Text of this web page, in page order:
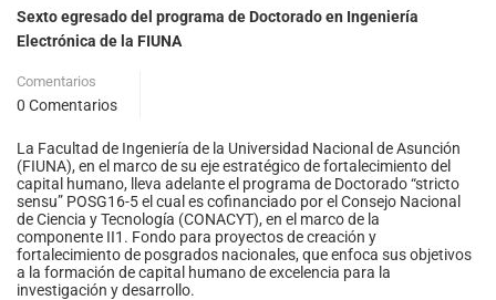
Sexto egresado del programa de Doctorado en Ingeniería
Electrónica de la FIUNA
Comentarios
0 Comentarios
La Facultad de Ingeniería de la Universidad Nacional de Asunción
(FIUNA), en el marco de su eje estratégico de fortalecimiento del
capital humano, lleva adelante el programa de Doctorado “stricto
sensu” POSG16-5 el cual es cofinanciado por el Consejo Nacional
de Ciencia y Tecnología (CONACYT), en el marco de la
componente II1. Fondo para proyectos de creación y
fortalecimiento de posgrados nacionales, que enfoca sus objetivos
a la formación de capital humano de excelencia para la
investigación y desarrollo.